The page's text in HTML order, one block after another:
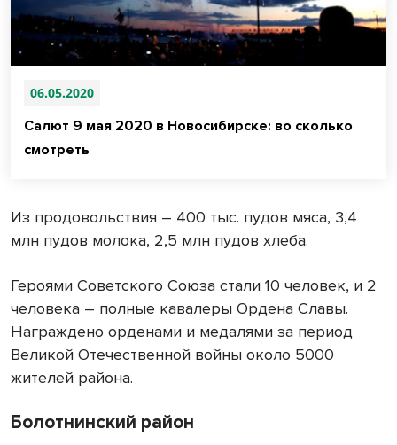
06.05.2020
Салют 9 мая 2020 в Новосибирске: во сколько
смотреть
Из продовольствия – 400 тыс. пудов мяса, 3,4
млн пудов молока, 2,5 млн пудов хлеба.
Героями Советского Союза стали 10 человек, и 2
человека – полные кавалеры Ордена Славы.
Награждено орденами и медалями за период
Великой Отечественной войны около 5000
жителей района.
Болотнинский район